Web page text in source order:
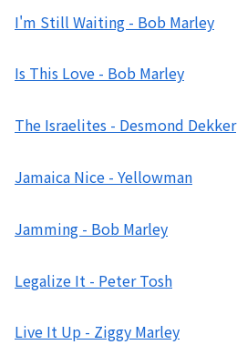
I'm Still Waiting - Bob Marley
Is This Love - Bob Marley
The Israelites - Desmond Dekker
Jamaica Nice - Yellowman
Jamming - Bob Marley
Legalize It - Peter Tosh
Live It Up - Ziggy Marley